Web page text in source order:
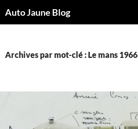
Auto Jaune Blog
Archives par mot-clé : Le mans 1966